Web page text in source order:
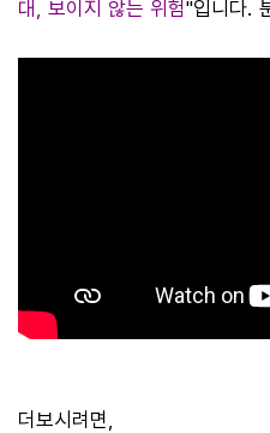
대, 보이지 않는 위험"입니다.
더보시려면,